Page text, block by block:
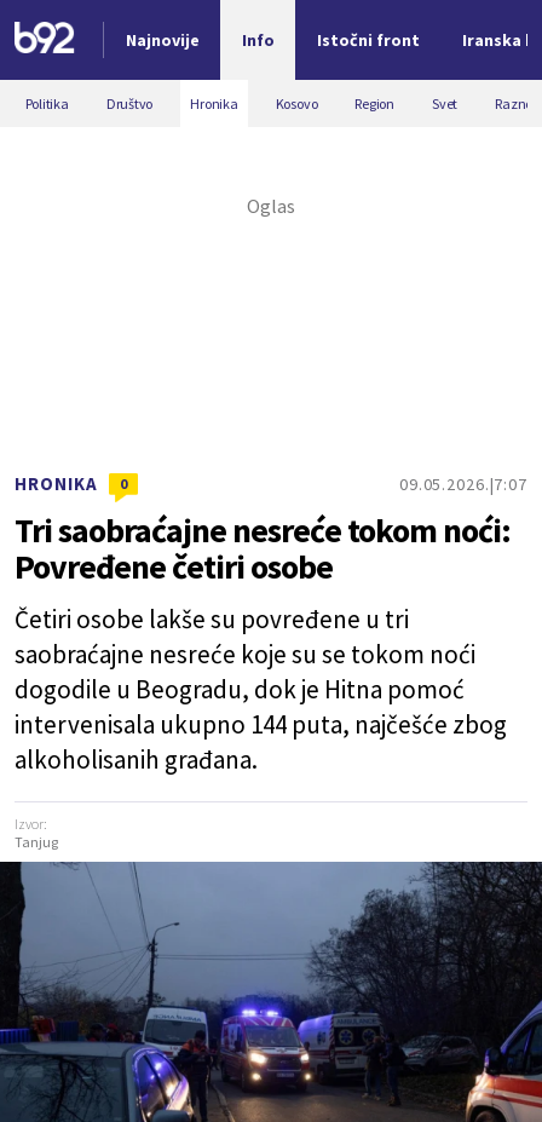
Najnovije Info Istočni front Iranska
Nova vest
Politika Društvo Hronika Kosovo Region Svet Razno
HRONIKA 0 09.05.2026. 7:07
Tri saobraćajne nesreće tokom noći:
Povređene četiri osobe
Četiri osobe lakše su povređene u tri
saobraćajne nesreće koje su se tokom noći
dogodile u Beogradu, dok je Hitna pomoć
intervenisala ukupno 144 puta, najčešće zbog
alkoholisanih građana.
Izvor:
Tanjug